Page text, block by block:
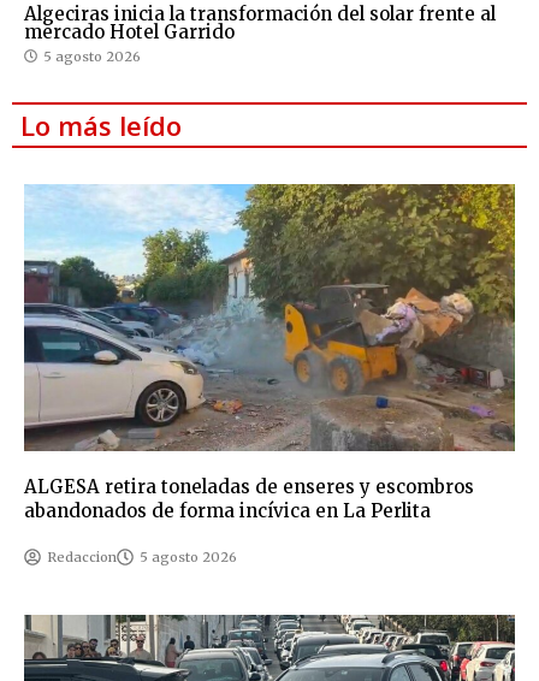
Algeciras inicia la transformación del solar frente al
mercado Hotel Garrido
5 agosto 2026
Lo más leído
ALGESA retira toneladas de enseres y escombros
abandonados de forma incívica en La Perlita
Redaccion 5 agosto 2026